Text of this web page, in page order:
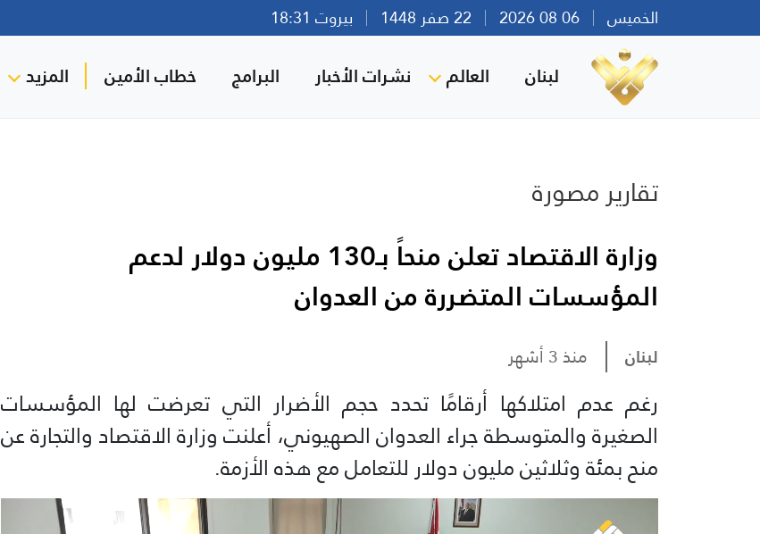
الخميس بيروت 18:31
لبنان العالم نشرات الأخبار البرامج خطاب الأمين المزيد
تقارير مصورة
وزارة الاقتصاد تعلن منحاً بـ130 مليون دولار لدعم
المؤسسات المتضررة من العدوان
لبنان منذ 3 أشهر
رغم عدم امتلاكها أرقامًا تحدد حجم الأضرار التي تعرضت لها المؤسسات
الصغيرة والمتوسطة جراء العدوان الصهيوني، أعلنت وزارة الاقتصاد والتجارة عن
منح بمئة وثلاثين مليون دولار للتعامل مع هذه الأزمة.